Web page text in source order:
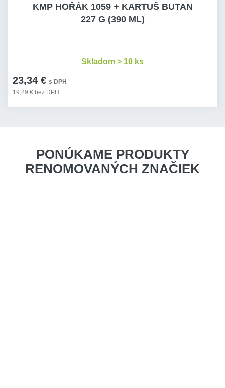
KMP HOŘÁK 1059 + KARTUŠ BUTAN
227 G (390 ML)
23,34 € s DPH
19,29 € bez DPH
Skladom > 10 ks
PONÚKAME PRODUKTY
RENOMOVANÝCH ZNAČIEK